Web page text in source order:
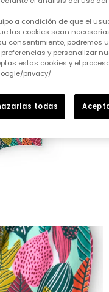
a condición de que el
las cookies sean
consentimiento, podremos
y personalizar
estas cookies y el
privacy/
todas